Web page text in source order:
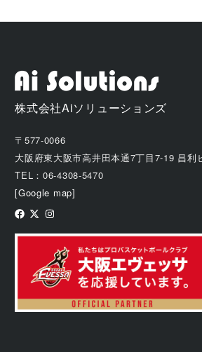
株式会社Aiソリューションズ
〒577-0066
大阪府東大阪市高井田本通7丁目7-19 昌利
TEL：06-4308-5470
[Google map]